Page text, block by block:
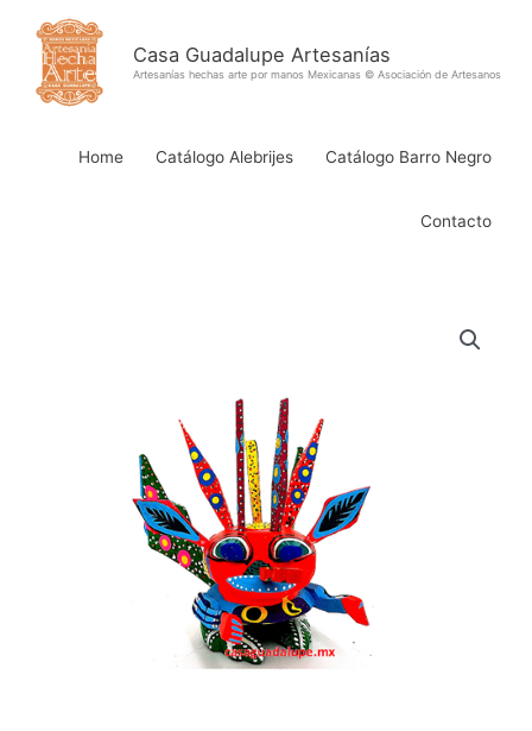
contenido
Casa Guadalupe Artesanías
Artesanías hechas arte por manos Mexicanas © Asociación de Artesanos
Home Catálogo Alebrijes Catálogo Barro Negro
Contacto